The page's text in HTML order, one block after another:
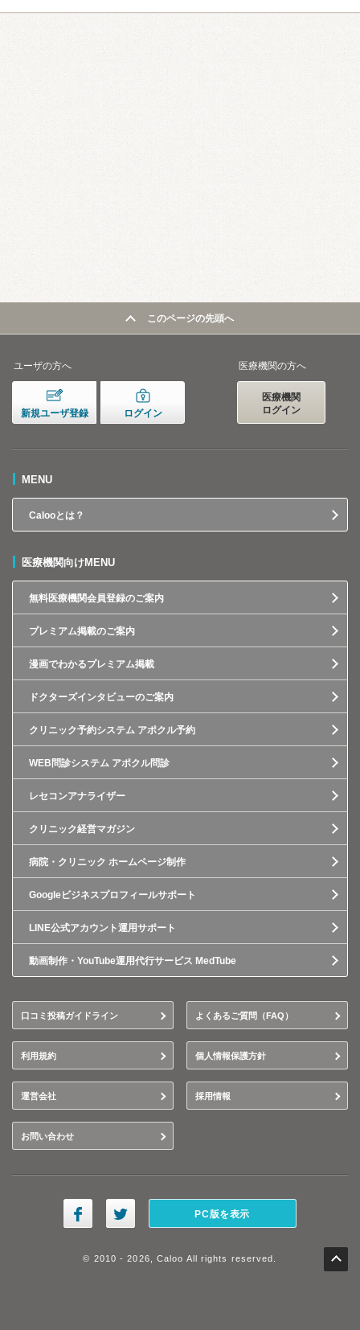
このページの先頭へ
ユーザの方へ
新規ユーザ登録 ログイン
医療機関の方へ
医療機関
ログイン
MENU
Calooとは？
医療機関向けMENU
無料医療機関会員登録のご案内
プレミアム掲載のご案内
漫画でわかるプレミアム掲載
ドクターズインタビューのご案内
クリニック予約システム アポクル予約
WEB問診システム アポクル問診
レセコンアナライザー
クリニック経営マガジン
病院・クリニック ホームページ制作
Googleビジネスプロフィールサポート
LINE公式アカウント運用サポート
動画制作・YouTube運用代行サービス MedTube
口コミ投稿ガイドライン よくあるご質問（FAQ）
利用規約 個人情報保護方針
運営会社 採用情報
お問い合わせ
PC版を表示
© 2010 - 2026, Caloo All rights reserved.